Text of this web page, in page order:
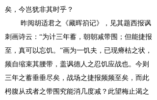
矣，今岂犹非其时乎？
昨阅胡适君之《藏晖箚记》，见其题西报讽
刺画诗云：“为计三年蓄，朝朝减带围；但能捷报
至，真可以忘饥。”画为一饥夫，已现瘠枯之状，
频自缩束其腰带，盖讽德人之忍饥应战也。今则
三年之蓄垂垂尽矣，战场之捷报频频至矣，而此
枵腹从戎者之带围究能消几度减？此望梅止渴之